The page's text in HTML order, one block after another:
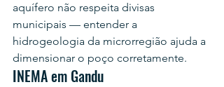
aquífero não respeita divisas
municipais — entender a
hidrogeologia da microrregião ajuda a
dimensionar o poço corretamente.
INEMA em Gandu